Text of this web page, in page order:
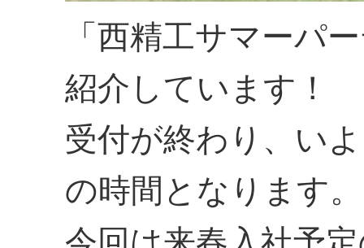
「西精工サマーパ
紹介しています！
受付が終わり、い
の時間となります。